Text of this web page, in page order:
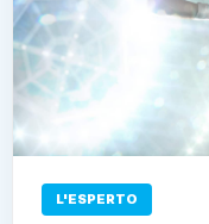
L'ESPERTO